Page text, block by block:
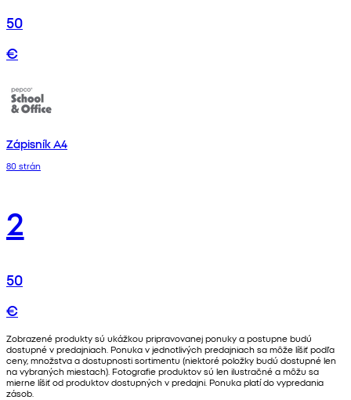
50
€
Zápisník A4
80 strán
2
50
€
Zobrazené produkty sú ukážkou pripravovanej ponuky a postupne budú
dostupné v predajniach. Ponuka v jednotlivých predajniach sa môže líšiť podľa
ceny, množstva a dostupnosti sortimentu (niektoré položky budú dostupné len
na vybraných miestach). Fotografie produktov sú len ilustračné a môžu sa
mierne líšiť od produktov dostupných v predajni. Ponuka platí do vypredania
zásob.